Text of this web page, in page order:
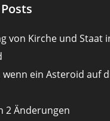
von Kirche und Staat
ein Asteroid auf
2 Änderungen